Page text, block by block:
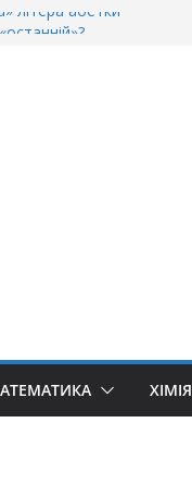
літера абетки
ХІМІЯ